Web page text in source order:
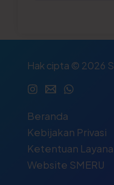
Hak cipta © 2026
Beranda
Kebijakan Privasi
Ketentuan
Website SMERU